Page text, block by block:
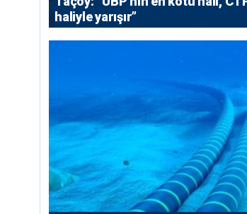
haliyle yarışır”